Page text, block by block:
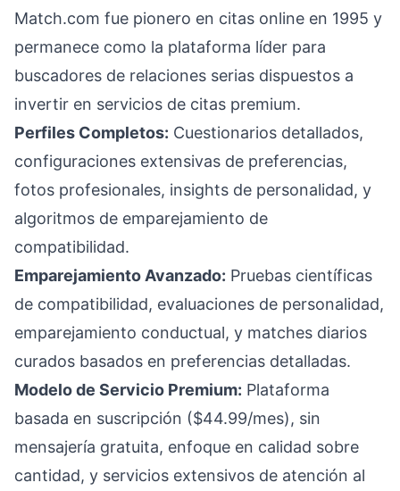
Match.com fue pionero en citas online en 1995 y
permanece como la plataforma líder para
buscadores de relaciones serias dispuestos a
invertir en servicios de citas premium.
Perfiles Completos: Cuestionarios detallados,
configuraciones extensivas de preferencias,
fotos profesionales, insights de personalidad, y
algoritmos de emparejamiento de
compatibilidad.
Emparejamiento Avanzado: Pruebas científicas
de compatibilidad, evaluaciones de personalidad,
emparejamiento conductual, y matches diarios
curados basados en preferencias detalladas.
Modelo de Servicio Premium: Plataforma
basada en suscripción ($44.99/mes), sin
mensajería gratuita, enfoque en calidad sobre
cantidad, y servicios extensivos de atención al